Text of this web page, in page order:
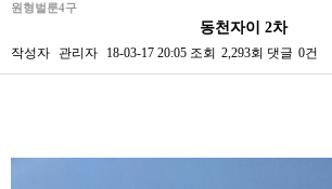
원형벌룬4구
동천자이 2차
작성자 관리자 18-03-17 20:05 조회 2,293회 댓글 0건
본문